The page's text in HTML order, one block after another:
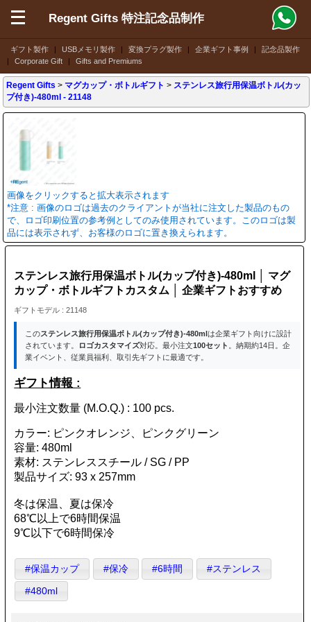
ギフト製作 | USBメモリ製作 | 変換プラグ製作 | 企業ギフト事例 |
記念品製作
|
Corporate Gift | Gifts and Premiums
Regent Gifts 特注記念品制作
Regent Gifts > マグカップ・ボトルギフト > ステンレス旅行用保温ボトル(カッ
プ付き)-480ml - 21148
画像をクリックすると拡大表示されます
*注意 : 画像のロゴは過去のクライアントが当社に注文した製品のもの
で、ロゴ印刷位置の参考例としてのみ使用されています。このロゴは製
品には表示されず、お客様のロゴに置き換えられます。
ステンレス旅行用保温ボトル(カップ付き)-480ml │ マグ
カップ・ボトルギフトカスタム │ 企業ギフトおすすめ
ギフトモデル : 21148
このステンレス旅行用保温ボトル(カップ付き)-480mlは企業ギフト向けに設計
されています。
ロゴカスタマイズ対応。最小注文100セット
。納期約14日。企
業イベント、従業員福利、取引先ギフトに最適です。
ギフト情報 :
最小注文数量 (M.O.Q.) : 100 pcs.
カラー: ピンクオレンジ、ピンクグリーン
容量: 480ml
素材: ステンレススチール / SG / PP
製品サイズ: 93 x 257mm
冬は保温、夏は保冷
68℃以上で6時間保温
9℃以下で6時間保冷
#保温カップ #保冷 #6時間 #ステンレス
#480ml